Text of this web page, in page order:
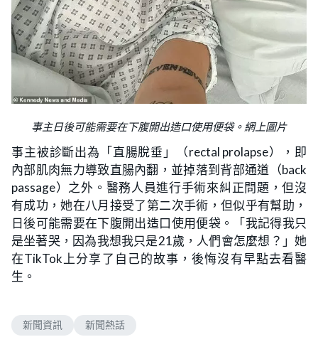
事主日後可能需要在下腹開出造口使用便袋。網上圖片
事主被診斷出為「直腸脫垂」（rectal prolapse），即
內部肌肉無力導致直腸內翻，並掉落到背部通道（back
passage）之外。醫務人員進行手術來糾正問題，但沒
有成功，她在八月接受了第二次手術，但似乎有幫助，
日後可能需要在下腹開出造口使用便袋。「我記得我只
是坐著哭，因為我想我只是21歲，人們會怎麼想？」她
在TikTok上分享了自己的故事，後悔沒有早點去看醫
生。
新聞資訊 新聞熱話